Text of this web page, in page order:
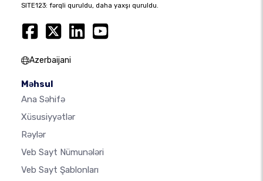
SITE123: fərqli quruldu, daha yaxşı quruldu.
Azerbaijani
Məhsul
Ana Səhifə
Xüsusiyyətlər
Rəylər
Veb Sayt Nümunələri
Veb Sayt Şablonları